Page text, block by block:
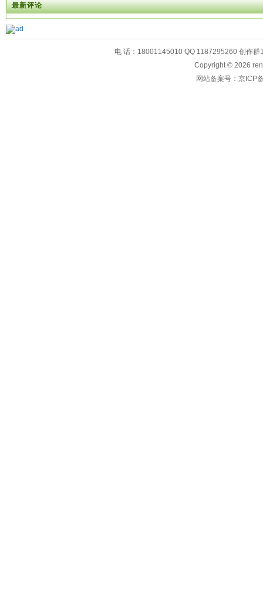
最新评论
电 话：18001145010 QQ 1187295260 创作
Copyright © 2026
网站备案号：京ICP